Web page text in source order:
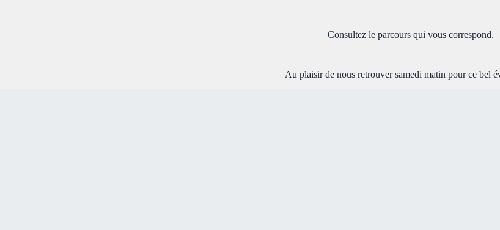
———————————————
Consultez le parcours qui vous correspond.
Au plaisir de nous retrouver samedi matin pour ce bel